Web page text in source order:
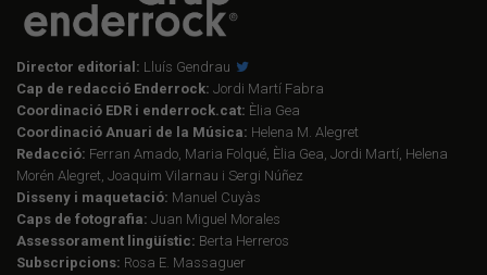
Director editorial: Lluís Gendrau
Cap de redacció Enderrock: Jordi Martí Fabra
Coordinació EDR i enderrock.cat: Èlia Gea
Coordinació Anuari de la Música: Helena M. Alegret
Redacció: Ferran Amado, Maria Folqué, Èlia Gea, Jordi Martí, Helena
Morén Alegret, Joaquim Vilarnau i Sergi Núñez
Disseny i maquetació: Manuel Cuyàs
Caps de fotografia: Juan Miguel Morales
Assessorament lingüístic: Berta Herreros
Subscripcions: Rosa E. Massaguer